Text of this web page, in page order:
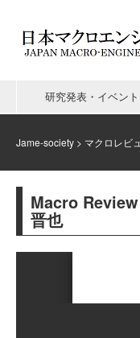
研究発表・イベント
Jame-society > マクロレビ
Macro
晋也